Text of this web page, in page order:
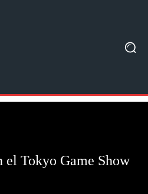
el Tokyo Game Show